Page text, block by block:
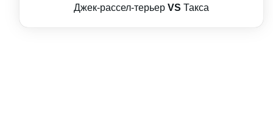
Джек-рассел-терьер VS Такса